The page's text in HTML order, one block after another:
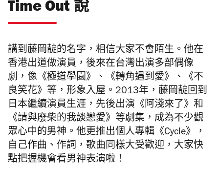
Time Out 說
講到藤岡靛的名字，相信大家不會陌生。他在
香港出道做演員，後來在台灣出演多部偶像
劇，像《極道學園》、《轉角遇到愛》、《不
良笑花》等，形象入屋。2013年，藤岡靛回到
日本繼續演員生涯，先後出演《阿淺來了》和
《請與廢柴的我談戀愛》等劇集，成為不少觀
眾心中的男神。他更推出個人專輯《Cycle》，
自己作曲、作詞，歌曲同樣大受歡迎，大家快
點把握機會看男神表演啦！